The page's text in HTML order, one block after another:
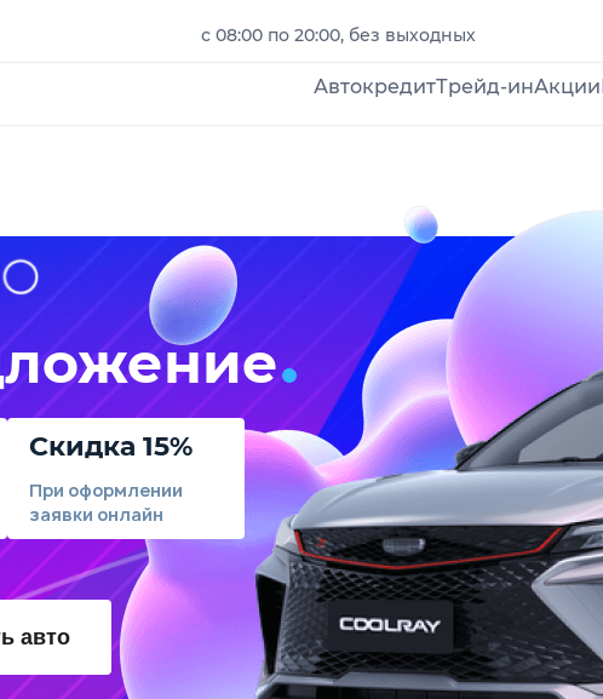
с 08:00 по 20:00, без выходных
АвтокредитТрейд-инАкции
Скидка 15%
При оформлении
заявки онлайн
авто